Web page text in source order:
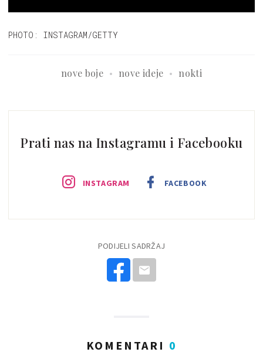
PHOTO: INSTAGRAM/GETTY
nove boje nove ideje nokti
Prati nas na Instagramu i Facebooku
INSTAGRAM FACEBOOK
PODIJELI SADRŽAJ
KOMENTARI 0